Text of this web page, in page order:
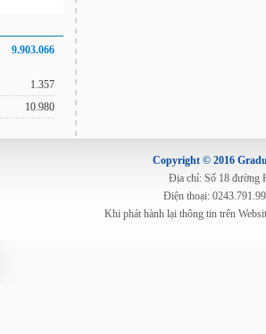
9.903.066
1.357
10.980
Copyright © 2016
Địa chỉ: Số 18 đường
Điện thoại:
Khi phát hành lại thông tin trên